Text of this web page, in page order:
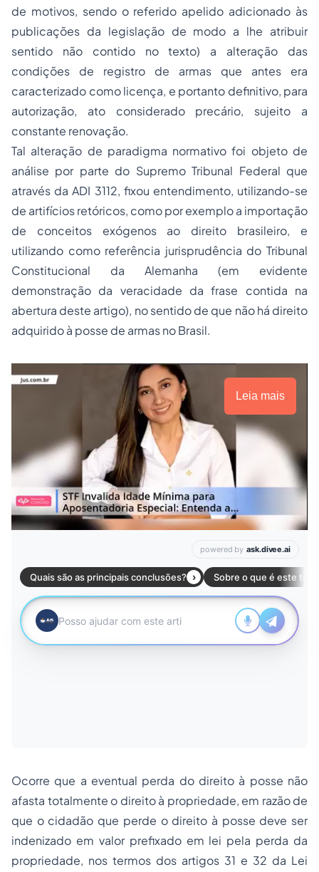
de motivos, sendo o referido apelido adicionado às
publicações da legislação de modo a lhe atribuir
sentido não contido no texto) a alteração das
condições de registro de armas que antes era
caracterizado como licença, e portanto definitivo, para
autorização, ato considerado precário, sujeito a
constante renovação.
Tal alteração de paradigma normativo foi objeto de
análise por parte do Supremo Tribunal Federal que
através da ADI 3112, fixou entendimento, utilizando-se
de artifícios retóricos, como por exemplo a importação
de conceitos exógenos ao direito brasileiro, e
utilizando como referência jurisprudência do Tribunal
Constitucional da Alemanha (em evidente
demonstração da veracidade da frase contida na
abertura deste artigo), no sentido de que não há direito
adquirido à posse de armas no Brasil.
Leia mais
Ocorre que a eventual perda do direito à posse não
afasta totalmente o direito à propriedade, em razão de
que o cidadão que perde o direito à posse deve ser
indenizado em valor prefixado em lei pela perda da
propriedade, nos termos dos artigos 31 e 32 da Lei